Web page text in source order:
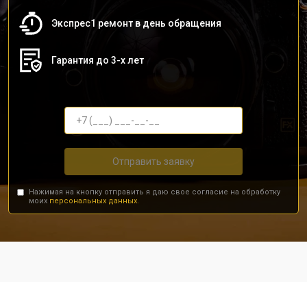
Экспрес1 ремонт в день обращения
Гарантия до 3-х лет
Отправить заявку
Нажимая на кнопку отправить я даю свое согласие на обработку
моих персональных данных.